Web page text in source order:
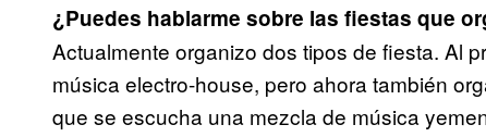
¿Puedes hablarme sobre las fiestas que
Actualmente organizo dos tipos de fiesta. Al
música electro-house, pero ahora también
que se escucha una mezcla de música